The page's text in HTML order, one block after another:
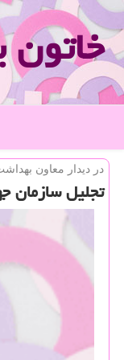
خاتون
در دیدار معاون
تجلیل سازمان